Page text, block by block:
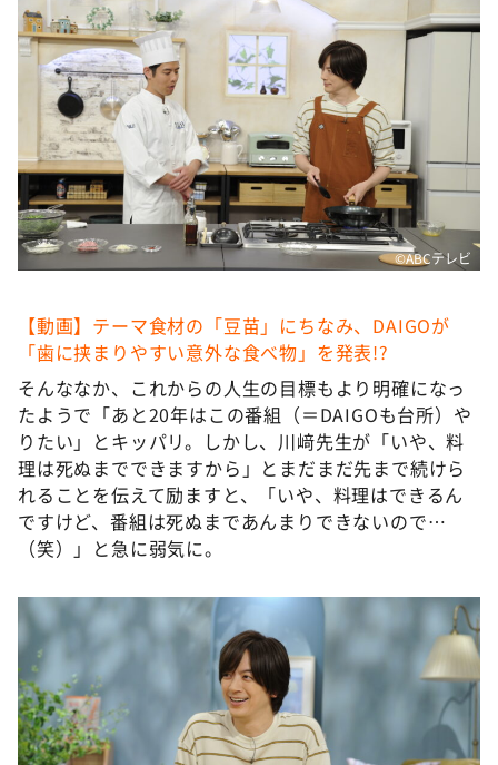
©ABCテレビ
【動画】テーマ食材の「豆苗」にちなみ、DAIGOが
「歯に挟まりやすい意外な食べ物」を発表!?
そんななか、これからの人生の目標もより明確になっ
たようで「あと20年はこの番組（＝DAIGOも台所）や
りたい」とキッパリ。しかし、川﨑先生が「いや、料
理は死ぬまでできますから」とまだまだ先まで続けら
れることを伝えて励ますと、「いや、料理はできるん
ですけど、番組は死ぬまであんまりできないので…
（笑）」と急に弱気に。